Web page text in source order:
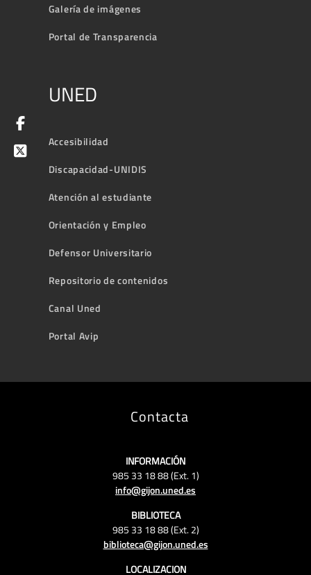
Galería de imágenes
Portal de Transparencia
UNED
Accesibilidad
Discapacidad-UNIDIS
Atención al estudiante
Orientación y Empleo
Defensor Universitario
Repositorio de contenidos
Canal Uned
Portal Avip
Contacta
INFORMACIÓN
985 33 18 88 (Ext. 1)
info@gijon.uned.es
BIBLIOTECA
985 33 18 88 (Ext. 2)
biblioteca@gijon.uned.es
LOCALIZACION